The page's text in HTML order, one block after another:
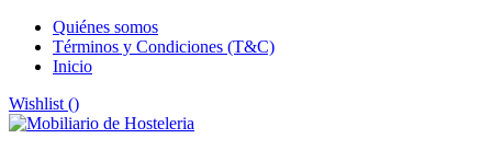
Quiénes somos
Términos y Condiciones (T&C)
Inicio
Wishlist ()